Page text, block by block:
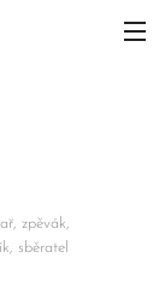
zpěvák,
sběratel